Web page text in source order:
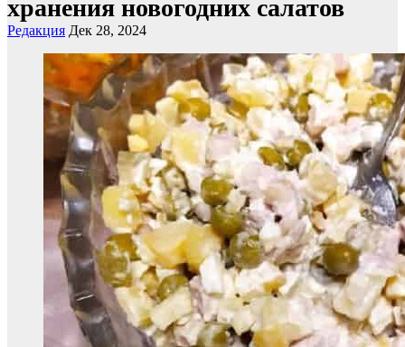
хранения новогодних салатов
Редакция Дек 28, 2024